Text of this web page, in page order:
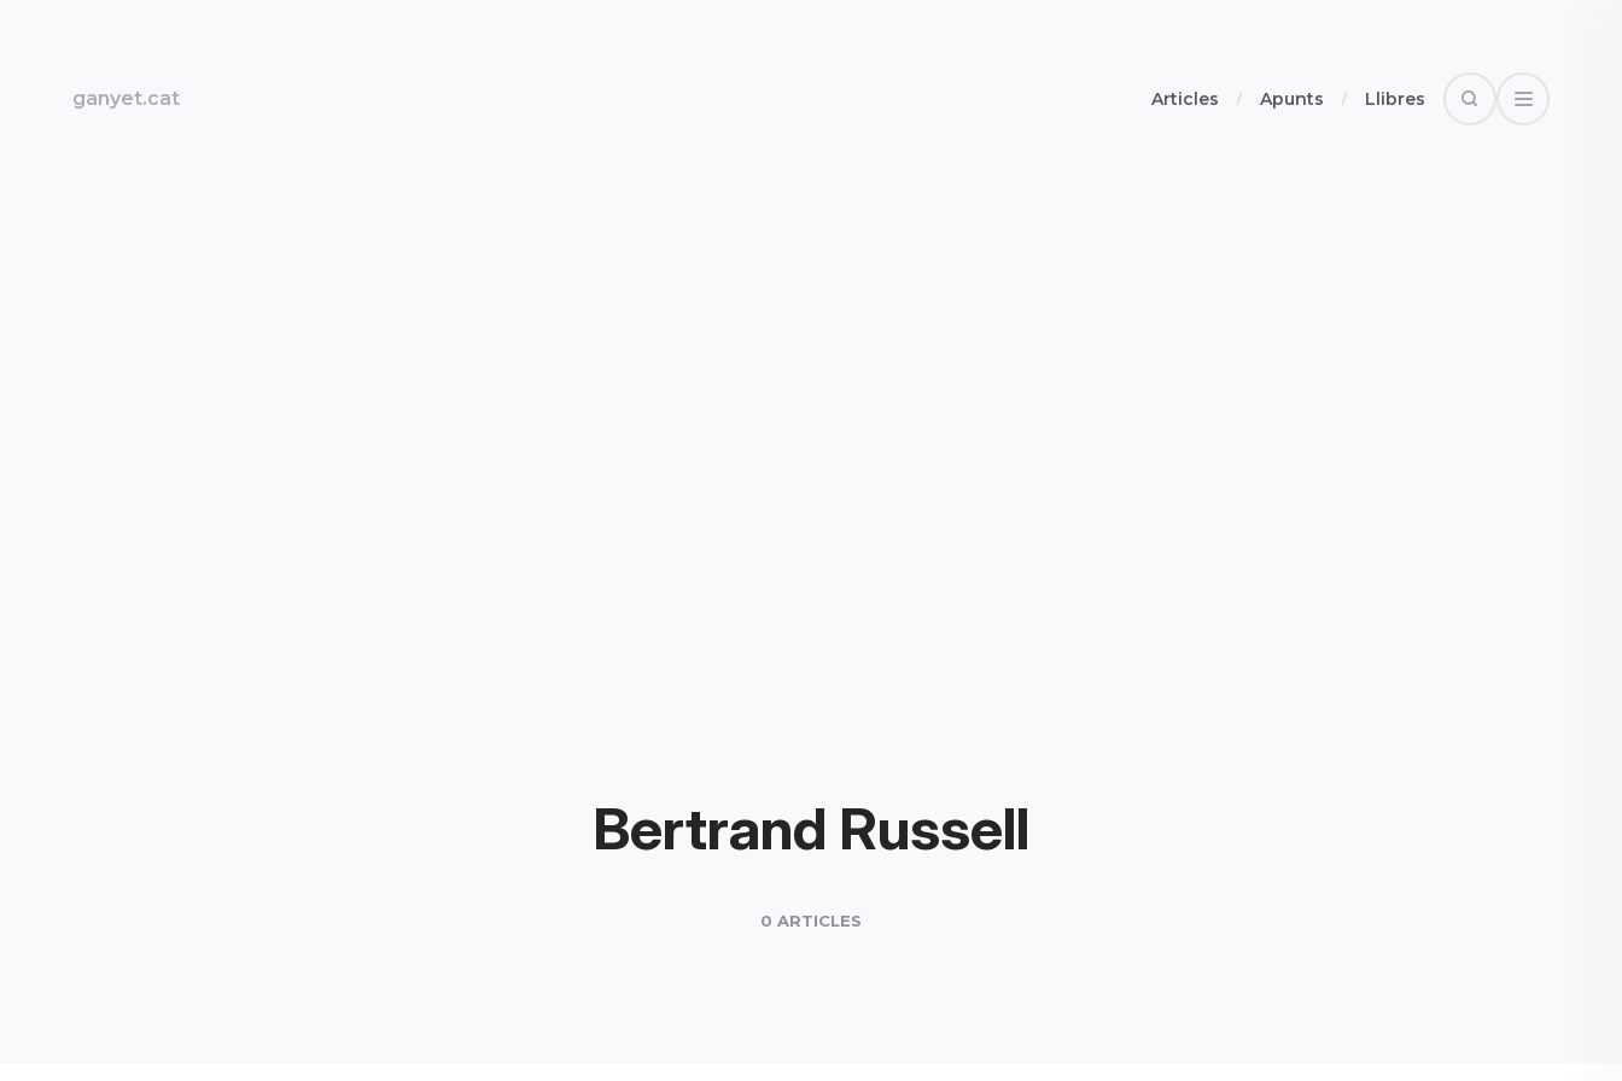
ganyet.cat Articles Apunts Llibres SearchOpen
Bertrand Russell
0 ARTICLES